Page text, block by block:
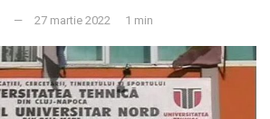
27 martie 2022 1 min